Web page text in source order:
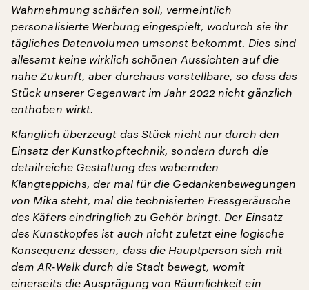
Wahrnehmung schärfen soll, vermeintlich
personalisierte Werbung eingespielt, wodurch sie ihr
tägliches Datenvolumen umsonst bekommt. Dies sind
allesamt keine wirklich schönen Aussichten auf die
nahe Zukunft, aber durchaus vorstellbare, so dass das
Stück unserer Gegenwart im Jahr 2022 nicht gänzlich
enthoben wirkt.
Klanglich überzeugt das Stück nicht nur durch den
Einsatz der Kunstkopftechnik, sondern durch die
detailreiche Gestaltung des wabernden
Klangteppichs, der mal für die Gedankenbewegungen
von Mika steht, mal die technisierten Fressgeräusche
des Käfers eindringlich zu Gehör bringt. Der Einsatz
des Kunstkopfes ist auch nicht zuletzt eine logische
Konsequenz dessen, dass die Hauptperson sich mit
dem AR-Walk durch die Stadt bewegt, womit
einerseits die Ausprägung von Räumlichkeit ein